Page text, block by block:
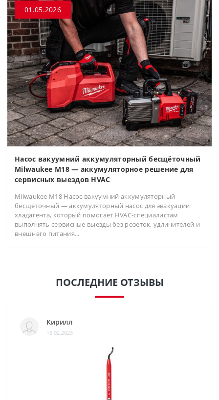
01.05.2026
Насос вакуумний аккумуляторный бесщёточный
Milwaukee M18 — аккумуляторное решение для
сервисных выездов HVAC
Milwaukee M18 Насос вакуумний аккумуляторный
бесщёточный — аккумуляторный насос для эвакуации
хладагента, который помогает HVAC-специалистам
выполнять сервисные выезды без розеток, удлинителей и
внешнего питания...
ПОСЛЕДНИЕ ОТЗЫВЫ
Кирилл
18.02.2023